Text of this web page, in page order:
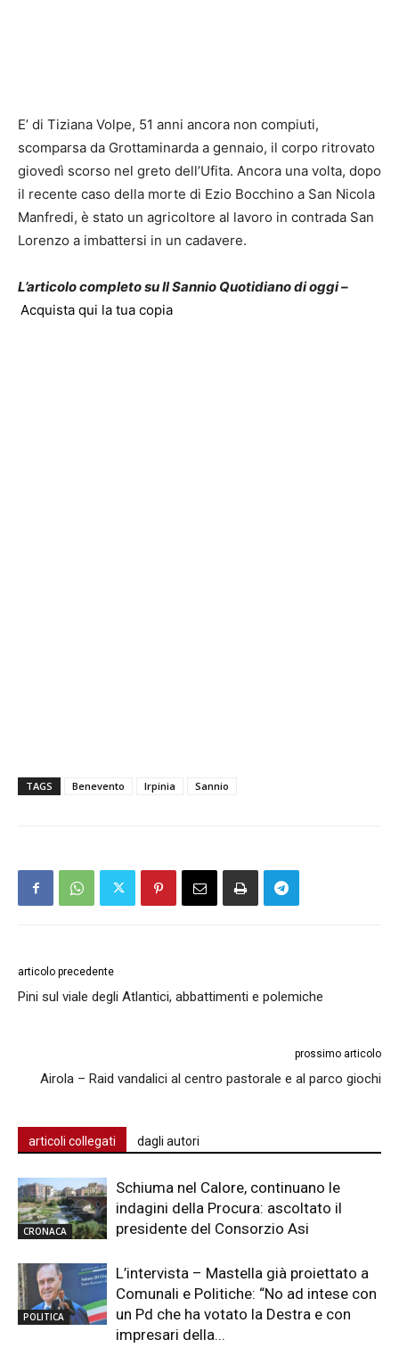
E’ di Tiziana Volpe, 51 anni ancora non compiuti,
scomparsa da Grottaminarda a gennaio, il corpo ritrovato
giovedì scorso nel greto dell’Ufita. Ancora una volta, dopo
il recente caso della morte di Ezio Bocchino a San Nicola
Manfredi, è stato un agricoltore al lavoro in contrada San
Lorenzo a imbattersi in un cadavere.
L’articolo completo su Il Sannio Quotidiano di oggi –
Acquista qui la tua copia
TAGS Benevento Irpinia Sannio
articolo precedente
Pini sul viale degli Atlantici, abbattimenti e polemiche
prossimo articolo
Airola – Raid vandalici al centro pastorale e al parco giochi
articoli collegati dagli autori
CRONACA
Schiuma nel Calore, continuano le
indagini della Procura: ascoltato il
presidente del Consorzio Asi
POLITICA
L’intervista – Mastella già proiettato a
Comunali e Politiche: “No ad intese con
un Pd che ha votato la Destra e con
impresari della...